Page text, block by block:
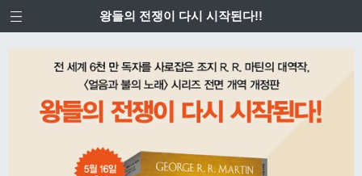
왕들의 전쟁이 다시 시작된다!!